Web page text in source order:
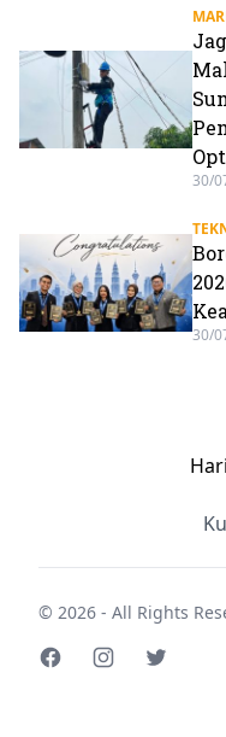
30/
30/
© 2026 - All Rights